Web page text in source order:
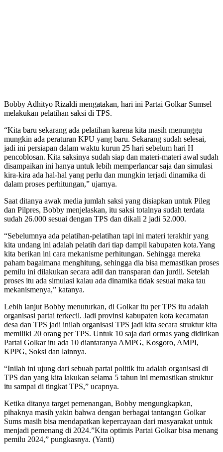
Bobby Adhityo Rizaldi mengatakan, hari ini Partai Golkar Sumsel
melakukan pelatihan saksi di TPS.
“Kita baru sekarang ada pelatihan karena kita masih menunggu
mungkin ada peraturan KPU yang baru. Sekarang sudah selesai,
jadi ini persiapan dalam waktu kurun 25 hari sebelum hari H
pencoblosan. Kita saksinya sudah siap dan materi-materi awal sudah
disampaikan ini hanya untuk lebih memperlancar saja dan simulasi
kira-kira ada hal-hal yang perlu dan mungkin terjadi dinamika di
dalam proses perhitungan,” ujarnya.
Saat ditanya awak media jumlah saksi yang disiapkan untuk Pileg
dan Pilpres, Bobby menjelaskan, itu saksi totalnya sudah terdata
sudah 26.000 sesuai dengan TPS dan dikali 2 jadi 52.000.
“Sebelumnya ada pelatihan-pelatihan tapi ini materi terakhir yang
kita undang ini adalah pelatih dari tiap dampil kabupaten kota.Yang
kita berikan ini cara mekanisme perhitungan. Sehingga mereka
paham bagaimana menghitung, sehingga dia bisa memastikan proses
pemilu ini dilakukan secara adil dan transparan dan jurdil. Setelah
proses itu ada simulasi kalau ada dinamika tidak sesuai maka tau
mekanismenya,” katanya.
Lebih lanjut Bobby menuturkan, di Golkar itu per TPS itu adalah
organisasi partai terkecil. Jadi provinsi kabupaten kota kecamatan
desa dan TPS jadi inilah organisasi TPS jadi kita secara struktur kita
memiliki 20 orang per TPS. Untuk 10 saja dari ormas yang didirikan
Partai Golkar itu ada 10 diantaranya AMPG, Kosgoro, AMPI,
KPPG, Soksi dan lainnya.
“Inilah ini ujung dari sebuah partai politik itu adalah organisasi di
TPS dan yang kita lakukan selama 5 tahun ini memastikan struktur
itu sampai di tingkat TPS,” ucapnya.
Ketika ditanya target pemenangan, Bobby mengungkapkan,
pihaknya masih yakin bahwa dengan berbagai tantangan Golkar
Sums masih bisa mendapatkan kepercayaan dari masyarakat untuk
menjadi pemenang di 2024.”Kita optimis Partai Golkar bisa menang
pemilu 2024,” pungkasnya. (Yanti)